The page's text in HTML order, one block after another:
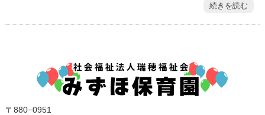
続きを読む
〒880−0951